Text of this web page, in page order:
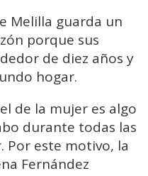
Melilla guarda un
porque sus
de diez años y
hogar.
de la mujer es algo
durante todas las
Por este motivo, la
Fernández